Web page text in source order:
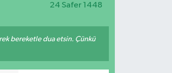
24 Safer 1448
bereketle dua etsin. Çünkü